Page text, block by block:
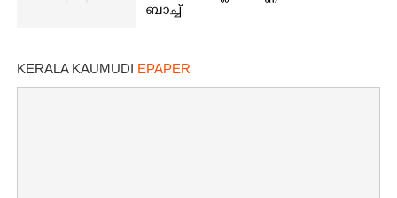
ബാച്ച്
KERALA KAUMUDI EPAPER